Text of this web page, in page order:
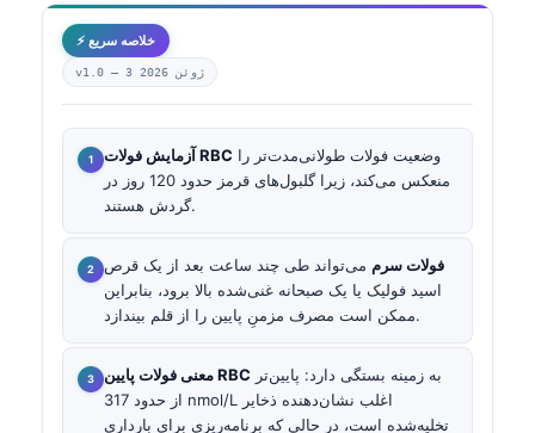
⚡ خلاصه سریع
v1.0 — 3 ژوئن 2026
آزمایش فولات RBC
منعکس می‌کند، زیرا گلبول‌های قرمز حدود 120 روز در
گردش هستند.
فولات سرم می‌تواند طی چند ساعت بعد از یک قرص
اسید فولیک یا یک صبحانه غنی‌شده بالا برود، بنابراین
ممکن است مصرف مزمنِ پایین را از قلم بیندازد.
معنی فولات پایین RBC
از حدود 317 nmol/L اغلب نشان‌دهنده ذخایر
تخلیه‌شده است، در حالی که برنامه‌ریزی برای بارداری